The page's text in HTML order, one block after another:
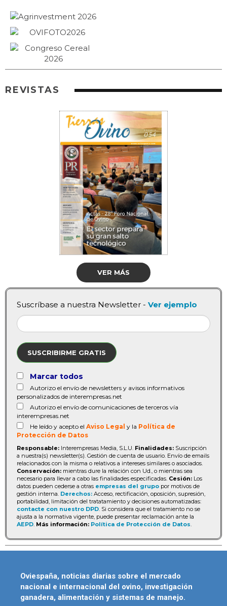
REVISTAS
VER MÁS
Suscríbase a nuestra Newsletter - Ver ejemplo
SUSCRIBIRME GRATIS
Marcar todos
Autorizo el envío de newsletters y avisos informativos
personalizados de interempresas.net
Autorizo el envío de comunicaciones de terceros vía
interempresas.net
He leído y acepto el Aviso Legal y la Política de
Protección de Datos
Responsable: Interempresas Media, S.L.U. Finalidades: Suscripción
a nuestra(s) newsletter(s). Gestión de cuenta de usuario. Envío de emails
relacionados con la misma o relativos a intereses similares o asociados.
Conservación: mientras dure la relación con Ud., o mientras sea
necesario para llevar a cabo las finalidades especificadas. Cesión: Los
datos pueden cederse a otras empresas del grupo por motivos de
gestión interna. Derechos: Acceso, rectificación, oposición, supresión,
portabilidad, limitación del tratatamiento y decisiones automatizadas:
contacte con nuestro DPD. Si considera que el tratamiento no se
ajusta a la normativa vigente, puede presentar reclamación ante la
AEPD. Más información: Política de Protección de Datos.
Oviespaña, noticias diarias sobre el mercado
nacional e internacional del ovino, investigación
ganadera, alimentación y sistemas de manejo.